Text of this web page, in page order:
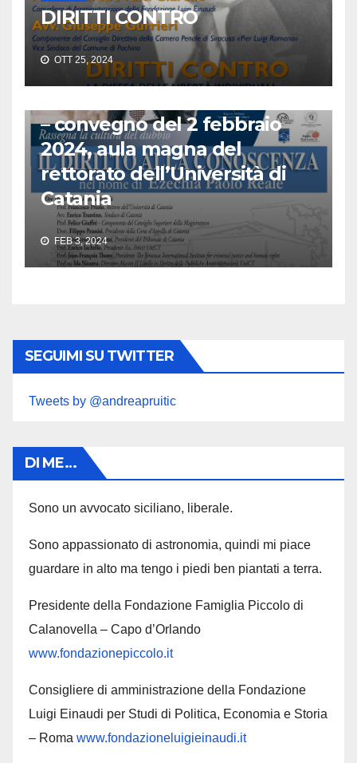
DIRITTI CONTRO
OTT 25, 2024
FONDAZIONE PICCOLO POLITICA RADIO RADICALE
Il Diritto alla Conoscenza nel
– convegno del 2 febbraio
2024, aula magna del
rettorato dell’Università di
Catania
FEB 3, 2024
SEGUIMI SU TWITTER
Tweets by @andreapruitic
DI ME…
Sono un avvocato siciliano, liberale.
Sono appassionato di astronomia, quindi mi piace
guardare in alto ma tengo i piedi ben piantati a terra.
Presidente della Fondazione Famiglia Piccolo di
Calanovella – Capo d’Orlando
www.fondazionepiccolo.it
Consigliere di amministrazione della Fondazione
Luigi Einaudi per Studi di Politica, Economia e Storia
– Roma www.fondazioneluigieinaudi.it